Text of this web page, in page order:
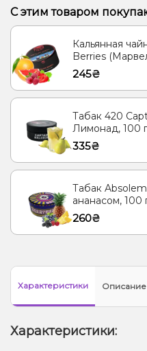
С этим товаром
Кальянная
Berries
245₴
Табак 420
Лимонад, 100
335₴
Табак
ананасом, 100
260₴
Характеристики Описание
Характеристики: